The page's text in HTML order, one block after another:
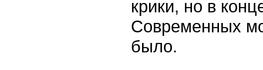
крики, но в
Современных
было.